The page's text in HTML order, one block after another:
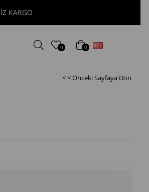
0 0
< < Önceki Sayfaya Dön